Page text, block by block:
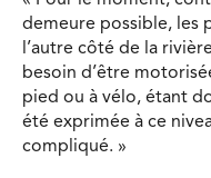
demeure possible, les
l’autre côté de la
besoin d’être
pied ou à vélo, étant
été exprimée à ce
compliqué. »